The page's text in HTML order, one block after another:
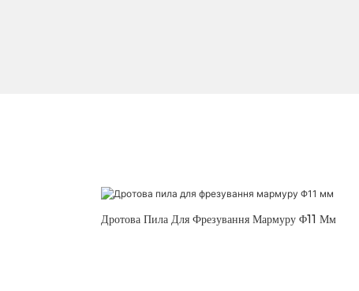
Дротова Пила Для Фрезування Мармуру Φ11 Мм